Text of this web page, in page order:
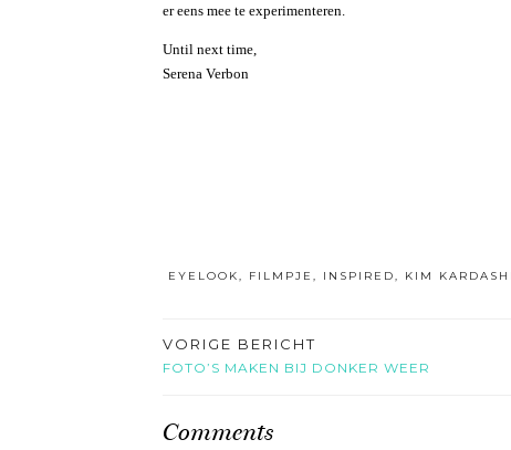
er eens mee te experimenteren.
Until next time,
Serena Verbon
EYELOOK, FILMPJE , INSPIRED, KIM
VORIGE BERICHT
FOTO’S MAKEN BIJ DONKER WEER
Comments